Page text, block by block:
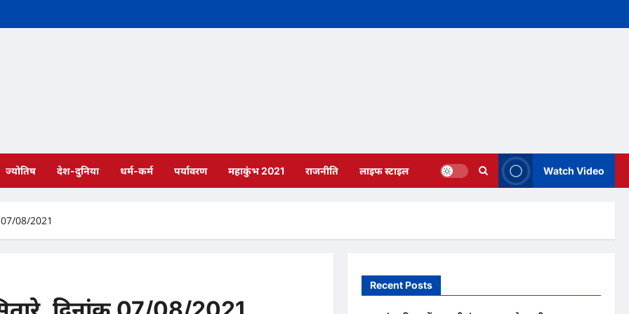
ज्योतिष देश-दुनिया धर्म-कर्म पर्यावरण महाकुंभ 2021 राजनीति लाइफ स्टाइल Watch Video
08/2021
Recent Posts